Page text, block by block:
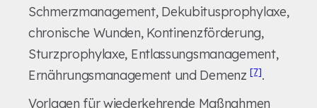
Schmerzmanagement, Dekubitusprophylaxe,
chronische Wunden, Kontinenzförderung,
Sturzprophylaxe, Entlassungsmanagement,
Ernährungsmanagement und Demenz[7].
Vorlagen für wiederkehrende Maßnahmen